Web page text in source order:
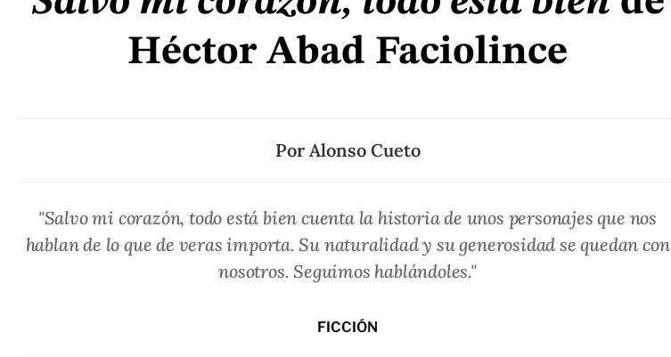
Héctor Abad Faciolince
Por Alonso Cueto
"Salvo mi corazón, todo está bien cuenta la historia de unos personajes que nos
hablan de lo que de veras importa. Su naturalidad y su generosidad se quedan con
nosotros. Seguimos hablándoles."
FICCIÓN